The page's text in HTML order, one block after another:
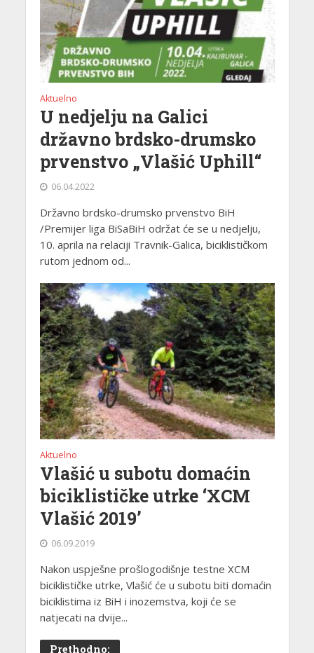
Aktuelno
U nedjelju na Galici
državno brdsko-drumsko
prvenstvo „Vlašić Uphill“
06.04.2022
Državno brdsko-drumsko prvenstvo BiH
/Premijer liga BiSaBiH održat će se u nedjelju,
10. aprila na relaciji Travnik-Galica, biciklističkom
rutom jednom od...
Aktuelno
Vlašić u subotu domaćin
biciklističke utrke ‘XCM
Vlašić 2019’
06.09.2019
Nakon uspješne prošlogodišnje testne XCM
biciklističke utrke, Vlašić će u subotu biti domaćin
biciklistima iz BiH i inozemstva, koji će se
natjecati na dvije...
Prethodno: